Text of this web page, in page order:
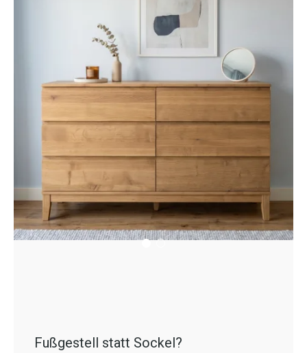
Fußgestell statt Sockel?